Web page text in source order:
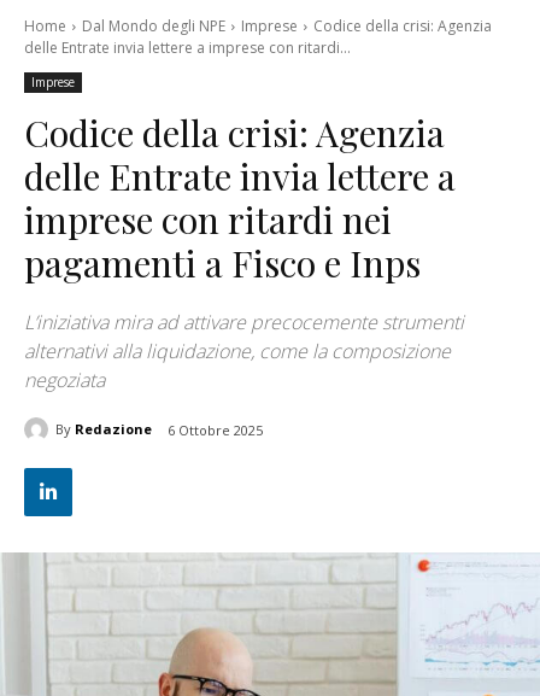
Home Dal Mondo degli NPE Imprese
Codice della crisi: Agenzia
delle Entrate invia lettere a imprese con ritardi...
Imprese
Codice della crisi: Agenzia
delle Entrate invia lettere a
imprese con ritardi nei
pagamenti a Fisco e Inps
L’iniziativa mira ad attivare precocemente strumenti
alternativi alla liquidazione, come la composizione
negoziata
By Redazione 6 Ottobre 2025